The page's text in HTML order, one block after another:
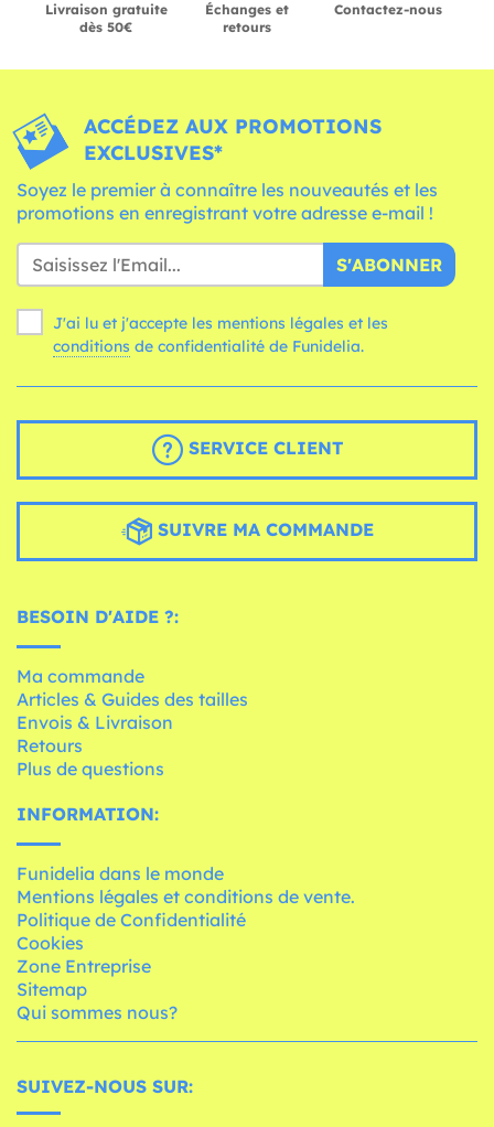
Livraison gratuite
dès 50€
Échanges et
retours
Contactez-nous
ACCÉDEZ AUX PROMOTIONS
EXCLUSIVES*
Soyez le premier à connaître les nouveautés et les
promotions en enregistrant votre adresse e-mail !
S'ABONNER
J'ai lu et j'accepte les mentions légales et les
conditions de confidentialité de Funidelia.
SERVICE CLIENT
SUIVRE MA COMMANDE
BESOIN D'AIDE ?:
Ma commande
Articles & Guides des tailles
Envois & Livraison
Retours
Plus de questions
INFORMATION:
Funidelia dans le monde
Mentions légales et conditions de vente.
Politique de Confidentialité
Cookies
Zone Entreprise
Sitemap
Qui sommes nous?
SUIVEZ-NOUS SUR: